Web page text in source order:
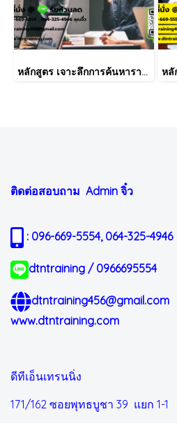
หลักสูตร เจาะลึกการค้นหารากเหง้าของปัญหาให้ตรงจุดตรงประเด็น (Root Cause Analysis Skill in action)
ติดต่อสอบถาม Admin จิ๋ว
: 096-669-5554, 064-325-4946
dtntraining / 0966695554
dtntraining456@gmail.com
www.dtntraining.com
ดีทีเอ็นเทรนนิ่ง
171/162 ซอยพุทธบูชา 39 แยก 1-1